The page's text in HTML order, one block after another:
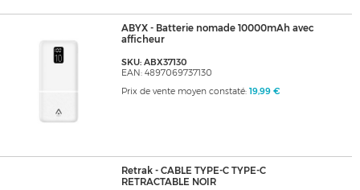
ABYX - Batterie nomade 10000mAh avec
afficheur
SKU: ABX37130
EAN: 4897069737130
Prix de vente moyen constaté: 19,99 €
Retrak - CABLE TYPE-C TYPE-C
RETRACTABLE NOIR